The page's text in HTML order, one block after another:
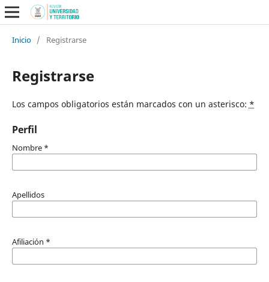
Inicio / Registrarse
Registrarse
Los campos obligatorios están marcados con un asterisco: *
Perfil
Nombre *
Apellidos
Afiliación *